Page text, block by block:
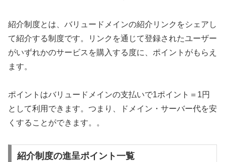
紹介制度とは、バリュードメインの紹介リンクをシェアし
て紹介する制度です。リンクを通じて登録されたユーザー
がいずれかのサービスを購入する度に、ポイントがもらえ
ます。
ポイントはバリュードメインの支払いで1ポイント＝1円
として利用できます。つまり、ドメイン・サーバー代を安
くすることができます。。
紹介制度の進呈ポイント一覧